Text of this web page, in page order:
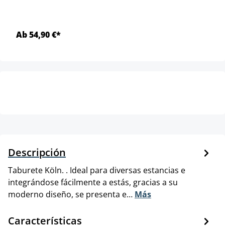
Ab 54,90 €*
Descripción
Taburete Köln. . Ideal para diversas estancias e
integrándose fácilmente a estás, gracias a su
moderno diseño, se presenta e… Más
Características